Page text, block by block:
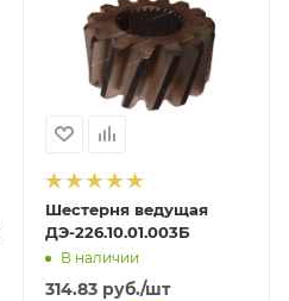
Шестерня ведущая
ДЭ-226.10.01.003Б
В наличии
314.83руб./шт